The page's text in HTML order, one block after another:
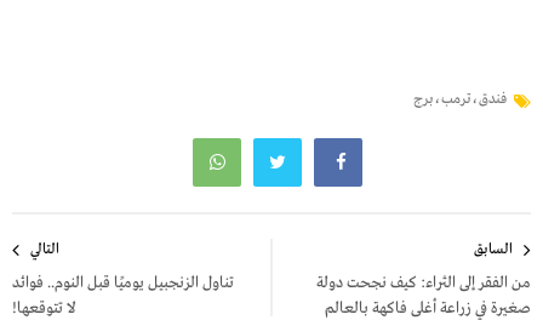
فندق،ترمب،برج
المقالات
السابق
من الفقر إلى الثراء: كيف نجحت دولة
صغيرة في زراعة أغلى فاكهة بالعالم
التالي
تناول الزنجبيل يوميًا قبل النوم.. فوائد
لا تتوقعها!